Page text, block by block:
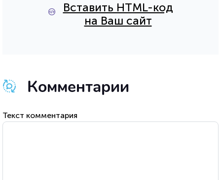
Вставить HTML-код
на Ваш сайт
Комментарии
Текст комментария